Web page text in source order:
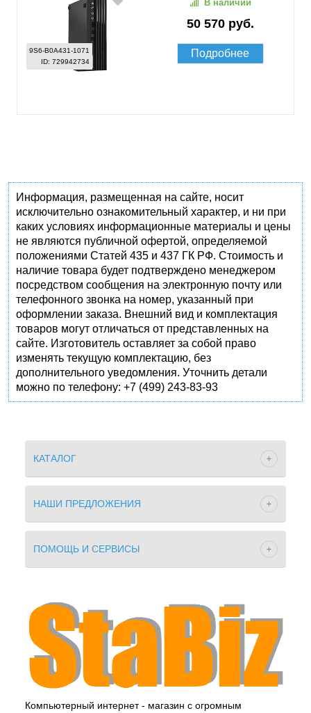
9S6-B0A431-1071
ID: 729942734
50 570 руб.
В наличии
Подробнее
Информация, размещенная на сайте, носит
исключительно ознакомительный характер, и ни при
каких условиях информационные материалы и цены
не являются публичной офертой, определяемой
положениями Статей 435 и 437 ГК РФ. Стоимость и
наличие товара будет подтверждено менеджером
посредством сообщения на электронную почту или
телефонного звонка на номер, указанный при
оформлении заказа. Внешний вид и комплектация
товаров могут отличаться от представленных на
сайте. Изготовитель оставляет за собой право
изменять текущую комплектацию, без
дополнительного уведомления. Уточнить детали
можно по телефону: +7 (499) 243-83-93
КАТАЛОГ
НАШИ ПРЕДЛОЖЕНИЯ
ПОМОЩЬ И СЕРВИСЫ
Компьютерный интернет - магазин с огромным